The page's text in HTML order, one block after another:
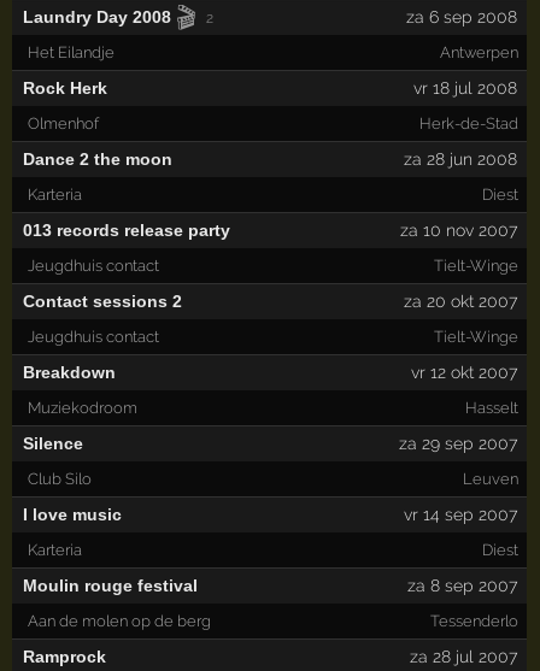
Laundry Day 2008 🎬 2 za 6 sep 2008
Het Eilandje Antwerpen
Rock Herk vr 18 jul 2008
Olmenhof Herk-de-Stad
Dance 2 the moon za 28 jun 2008
Karteria Diest
013 records release party za 10 nov 2007
Jeugdhuis contact Tielt-Winge
Contact sessions 2 za 20 okt 2007
Jeugdhuis contact Tielt-Winge
Breakdown vr 12 okt 2007
Muziekodroom Hasselt
Silence za 29 sep 2007
Club Silo Leuven
I love music vr 14 sep 2007
Karteria Diest
Moulin rouge festival za 8 sep 2007
Aan de molen op de berg Tessenderlo
Ramprock za 28 jul 2007